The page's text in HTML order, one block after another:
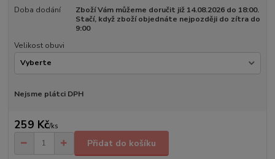
Doba dodání
Zboží Vám můžeme doručit již 14.08.2026 do 18:00.
Stačí, když zboží objednáte nejpozději do zítra do
9:00
Velikost obuvi
Nejsme plátci DPH
259 Kč/ks
Přidat do košíku